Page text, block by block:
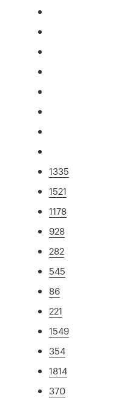
1335
1521
1178
928
282
545
86
221
1549
354
1814
370